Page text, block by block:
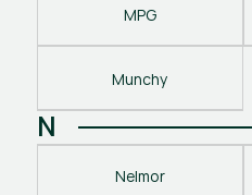
MPG
Munchy
N
Nelmor